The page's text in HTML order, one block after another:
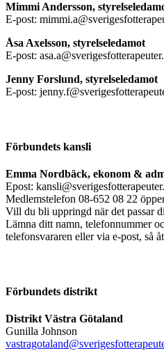
Mimmi Andersson,
E-post:
Åsa Axelsson, styrelseledamot
E-post:
Jenny Forslund, styrelseledamot
E-post:
Förbundets kansli
Emma Nordbäck, ekonom &
Epost:
Medlemstelefon 08-652 08 22
Vill du bli uppringd när det passar
Lämna ditt namn, telefonnummer
telefonsvararen eller via e-post, så
Förbundets distrikt
Distrikt Västra Götaland
Gunilla Johnson